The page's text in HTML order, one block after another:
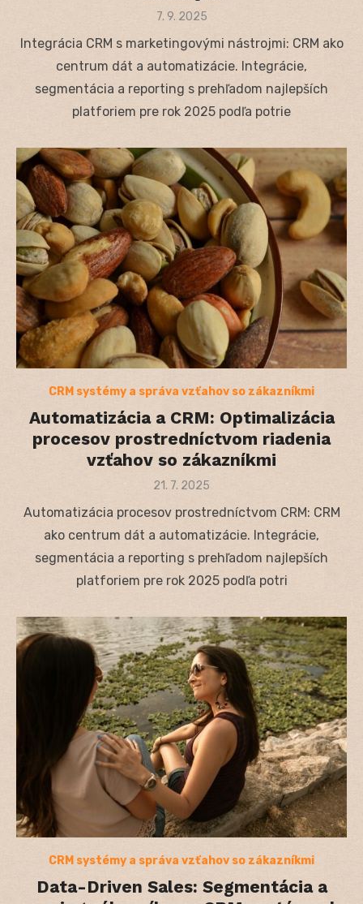
Posted
7. 9. 2025
Integrácia CRM s marketingovými nástrojmi: CRM ako
centrum dát a automatizácie. Integrácie,
segmentácia a reporting s prehľadom najlepších
platforiem pre rok 2025 podľa potrie
CRM systémy a správa vzťahov so zákazníkmi
Automatizácia a CRM: Optimalizácia
procesov prostredníctvom riadenia
vzťahov so zákazníkmi
Posted
21. 7. 2025
Automatizácia procesov prostredníctvom CRM: CRM
ako centrum dát a automatizácie. Integrácie,
segmentácia a reporting s prehľadom najlepších
platforiem pre rok 2025 podľa potri
CRM systémy a správa vzťahov so zákazníkmi
Data-Driven Sales: Segmentácia a